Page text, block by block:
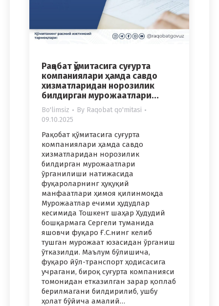
Рақобат қўмитасига суғурта
компаниялари ҳамда савдо
хизматларидан норозилик
билдирган мурожаатлари…
Bo'limsiz By Raqobat qo'mitasi
09.10.2025
Рақобат қўмитасига суғурта
компаниялари ҳамда савдо
хизматларидан норозилик
билдирган мурожаатлари
ўрганилиши натижасида
фуқароларнинг ҳуқуқий
манфаатлари ҳимоя қилинмоқда
Мурожаатлар ечими ҳудудлар
кесимида Тошкент шаҳар Ҳудудий
бошқармага Сергели туманида
яшовчи фуқаро Ғ.С.нинг келиб
тушган мурожаат юзасидан ўрганиш
ўтказилди. Маълум бўлишича,
фуқаро йўл-транспорт ҳодисасига
учрагани, бироқ суғурта компанияси
томонидан етказилган зарар қоплаб
берилмагани билдирилиб, ушбу
ҳолат бўйича амалий…